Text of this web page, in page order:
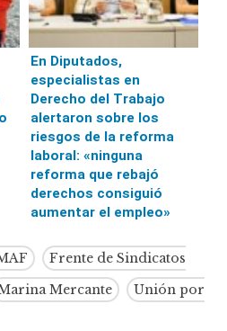
En Diputados,
especialistas en
Derecho del Trabajo
alertaron sobre los
riesgos de la reforma
laboral: «ninguna
reforma que rebajó
derechos consiguió
aumentar el empleo»
Frente de Sindicatos
Mercante
Unión por